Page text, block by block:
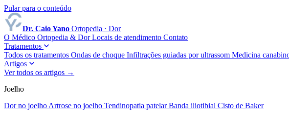
Pular para o conteúdo
Dr. Caio Yano Ortopedia · Dor
O Médico Ortopedia & DorLocais de atendimento Contato
Tratamentos
Todos os tratamentos Ondas de choque Infiltrações guiadas por ultrassom Medicina
Artigos
Ver todos os artigos →
Joelho
Dor no joelho Artrose no joelho Tendinopatia patelarBanda iliotibial Cisto de Baker